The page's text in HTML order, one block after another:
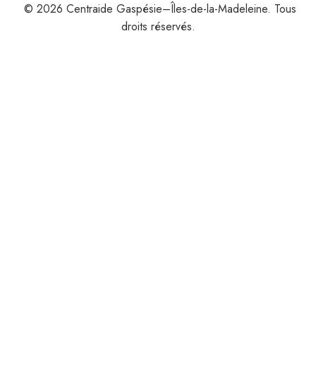
© 2026 Centraide Gaspésie–Îles-de-la-Madeleine. Tous
droits réservés.